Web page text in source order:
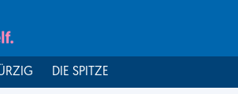
DIE SPITZE